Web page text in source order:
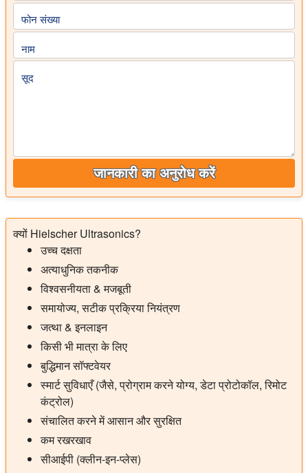
फोन संख्या
नाम
सूद
जानकारी का अनुरोध करें
क्यों Hielscher Ultrasonics?
उच्च दक्षता
अत्याधुनिक तकनीक
विश्वसनीयता & मजबूती
समायोज्य, सटीक प्रक्रिया नियंत्रण
जत्था & इनलाइन
किसी भी मात्रा के लिए
बुद्धिमान सॉफ्टवेयर
स्मार्ट सुविधाएँ (जैसे, प्रोग्राम करने योग्य, डेटा प्रोटोकॉल, रिमोट
कंट्रोल)
संचालित करने में आसान और सुरक्षित
कम रखरखाव
सीआईपी (क्लीन-इन-प्लेस)